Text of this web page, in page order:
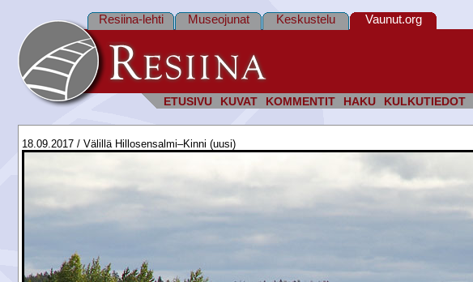
ETUSIVU KUVAT KOMMENTIT HAKU KULKUTIEDOT
Resiina-lehti Museojunat Keskustelu Vaunut.org
18.09.2017 / Välillä Hillosensalmi–Kinni (uusi)